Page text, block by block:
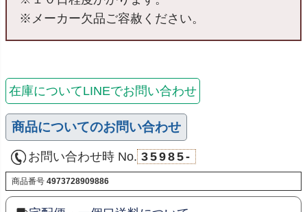
※メーカー欠品ご容赦ください。
在庫についてLINEでお問い合わせ
商品についてのお問い合わせ
お問い合わせ時 No. 35985-
商品番号 4973728909886